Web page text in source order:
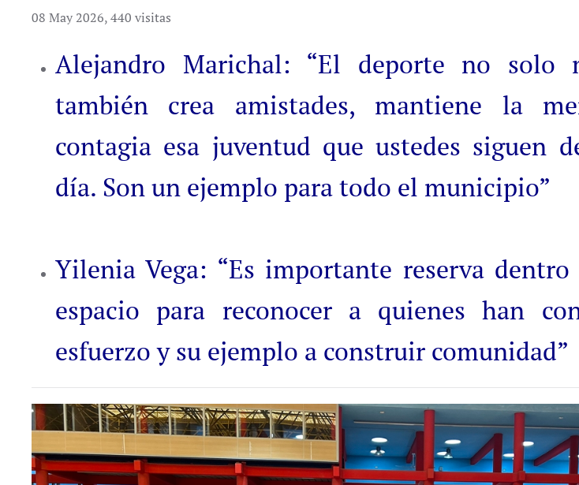
08 May 2026,440 visitas
Alejandro Marichal: “El deporte no solo
también crea amistades, mantiene la
contagia esa juventud que ustedes siguen
día. Son un ejemplo para todo el municipio”
Yilenia Vega: “Es importante reserva
espacio para reconocer a quienes han
esfuerzo y su ejemplo a construir comunidad”